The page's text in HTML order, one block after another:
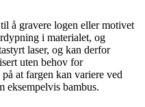
å gravere logen eller motivet
i materialet, og
laser, og kan derfor
uten behov for
at fargen kan variere ved
eksempelvis bambus.